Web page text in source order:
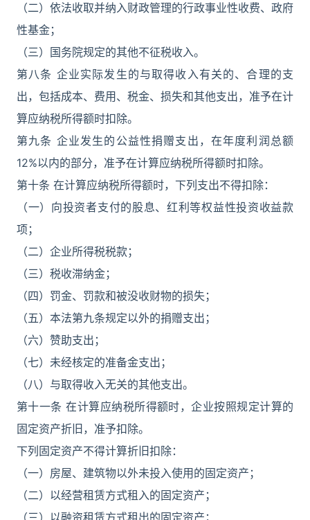
（二）依法收取并纳入财政管理的行政事业性收费、政府
性基金；
（三）国务院规定的其他不征税收入。
第八条 企业实际发生的与取得收入有关的、合理的支
出，包括成本、费用、税金、损失和其他支出，准予在计
算应纳税所得额时扣除。
第九条 企业发生的公益性捐赠支出，在年度利润总额
12%以内的部分，准予在计算应纳税所得额时扣除。
第十条 在计算应纳税所得额时，下列支出不得扣除：
（一）向投资者支付的股息、红利等权益性投资收益款
项；
（二）企业所得税税款；
（三）税收滞纳金；
（四）罚金、罚款和被没收财物的损失；
（五）本法第九条规定以外的捐赠支出；
（六）赞助支出；
（七）未经核定的准备金支出；
（八）与取得收入无关的其他支出。
第十一条 在计算应纳税所得额时，企业按照规定计算的
固定资产折旧，准予扣除。
下列固定资产不得计算折旧扣除：
（一）房屋、建筑物以外未投入使用的固定资产；
（二）以经营租赁方式租入的固定资产；
（三）以融资租赁方式租出的固定资产；